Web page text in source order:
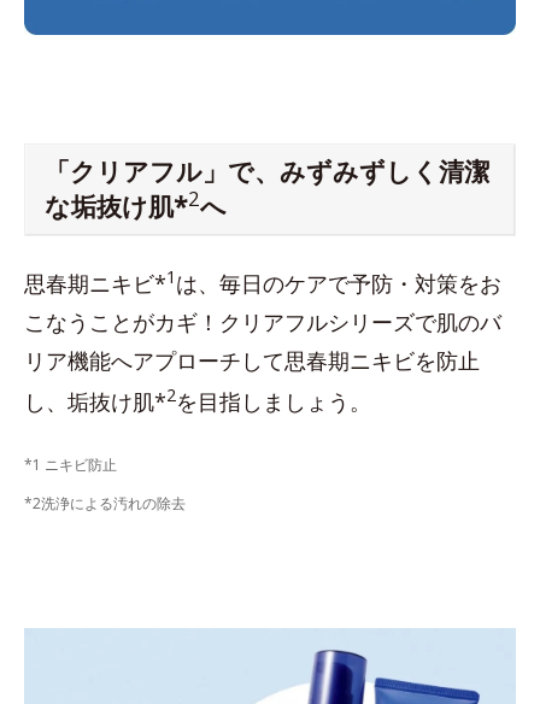
「クリアフル」で、みずみずしく清潔
な垢抜け肌*2へ
思春期ニキビ*1 は、毎日のケアで予防・対策をお
こなうことがカギ！クリアフルシリーズで肌のバ
リア機能へアプローチして思春期ニキビを防止
し、垢抜け肌*2を目指しましょう。
*1 ニキビ防止
*2洗浄による汚れの除去